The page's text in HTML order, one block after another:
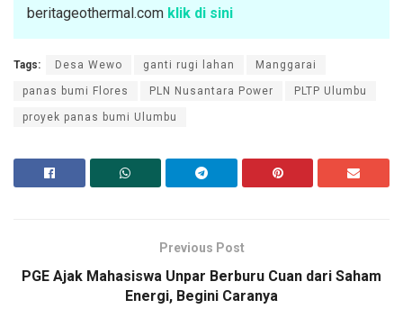
beritageothermal.com klik di sini
Tags: Desa Wewo ganti rugi lahan Manggarai
panas bumi Flores PLN Nusantara Power PLTP Ulumbu
proyek panas bumi Ulumbu
Previous Post
PGE Ajak Mahasiswa Unpar Berburu Cuan dari Saham
Energi, Begini Caranya